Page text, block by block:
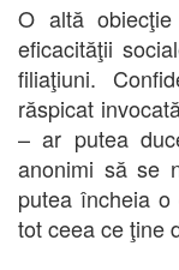
O altă
eficacităţii
filiaţiuni.
răspicat
– ar putea
anonimi să se
putea încheia
tot ceea ce ţine